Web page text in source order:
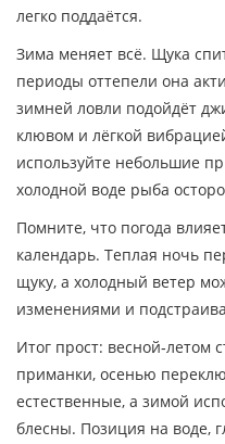
легко поддаётся.
Зима меняет всё. Щука
периоды оттепели она
зимней ловли подойдёт
клювом и лёгкой
используйте небольшие
холодной воде рыба
Помните, что погода
календарь. Теплая ночь
щуку, а холодный ветер
изменениями и
Итог прост: весной‑летом
приманки, осенью
естественные, а зимой
блесны. Позиция на воде,